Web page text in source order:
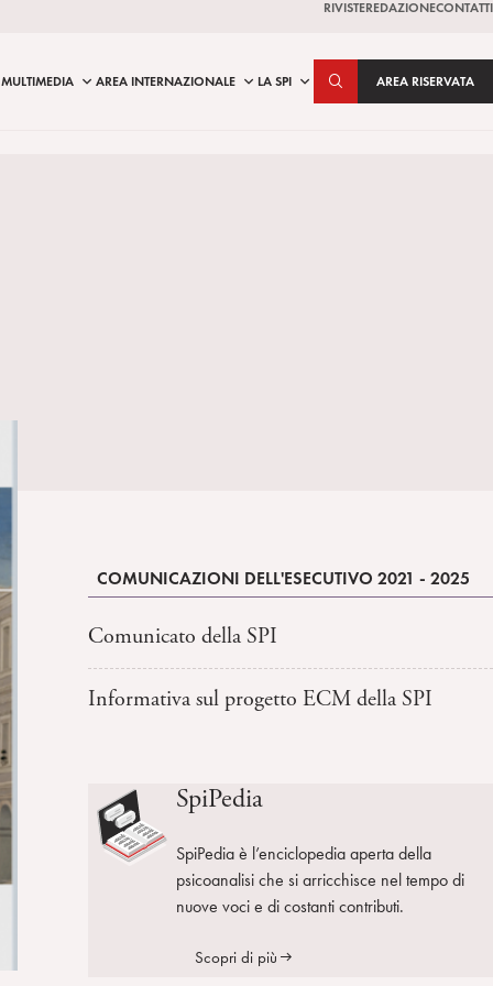
RIVISTEREDAZIONECONTATTI
MULTIMEDIA AREA INTERNAZIONALE LA SPI AREA RISERVATA
COMUNICAZIONI DELL'ESECUTIVO 2021 - 2025
Comunicato della SPI
Informativa sul progetto ECM della SPI
SpiPedia
SpiPedia è l’enciclopedia aperta della
psicoanalisi che si arricchisce nel tempo di
nuove voci e di costanti contributi.
Scopri di più